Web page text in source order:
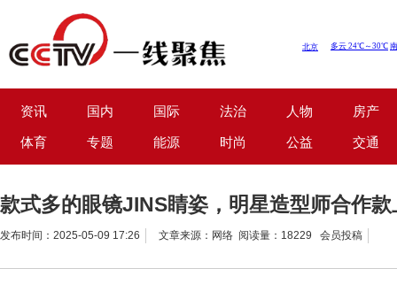
资讯 国内 国际 法治 人物 房产
体育 专题 能源 时尚 公益 交通
款式多的眼镜JINS睛姿，明星造型师合作款
发布时间：2025-05-09 17:26 文章来源：网络 阅读量：18229 会员投稿